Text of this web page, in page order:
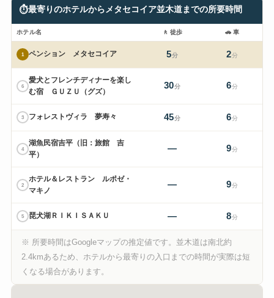
⏱最寄りのホテルからメタセコイア並木道までの所要時間
ホテル名 🚶 徒歩 🚗 車
1 ペンション メタセコイア 5分 2分
6
愛犬とフレンチディナーを楽し
む宿 ＧＵＺＵ（グズ）
30分 6分
3 フォレストヴィラ 夢寿々 45分 6分
4
湖魚民宿吉平（旧：旅館 吉
平）
— 9分
2
ホテル＆レストラン ルポゼ・
マキノ
— 9分
5 琵犬湖ＲＩＫＩＳＡＫＵ — 8分
※ 所要時間はGoogleマップの推定値です。並木道は南北約
2.4kmあるため、ホテルから最寄りの入口までの時間が実際は短
くなる場合があります。